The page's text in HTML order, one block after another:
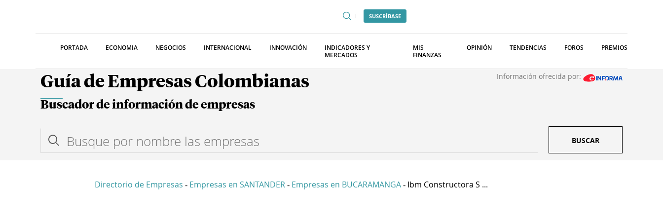
SUSCRÍBASE
PORTADA ECONOMIA NEGOCIOS INTERNACIONAL INNOVACIÓN
INDICADORES Y
MERCADOS
MIS
FINANZAS
OPINIÓN TENDENCIAS FOROS PREMIOS
Guía de Empresas Colombianas Información ofrecida por:
Buscador de información de empresas
BUSCAR
Directorio de Empresas - Empresas en SANTANDER - Empresas en BUCARAMANGA - Ibm Constructora S ...